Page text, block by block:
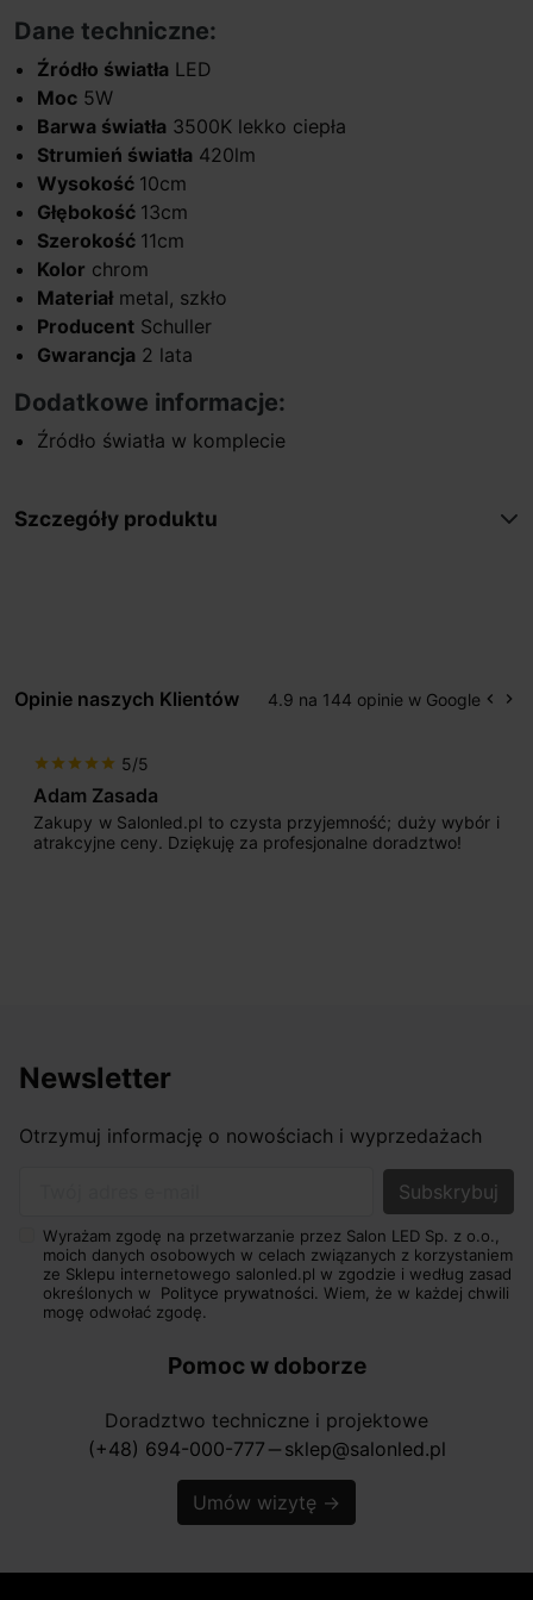
Dane techniczne:
Źródło światła LED
Moc 5W
Barwa światła 3500K lekko ciepła
Strumień światła 420lm
Wysokość 10cm
Głębokość 13cm
Szerokość 11cm
Kolor chrom
Materiał metal, szkło
Producent Schuller
Gwarancja 2 lata
Dodatkowe informacje:
Źródło światła w komplecie
Szczegóły produktu
Opinie naszych Klientów 4.9 na 144 opinie w Google keyboard_arrow_left keyboard_arrow_right
star star star star star 5/5
Adam Zasada
Zakupy w Salonled.pl to czysta przyjemność; duży wybór i
atrakcyjne ceny. Dziękuję za profesjonalne doradztwo!
Newsletter
Otrzymuj informację o nowościach i wyprzedażach
Wyrażam zgodę na przetwarzanie przez Salon LED Sp. z o.o.,
moich danych osobowych w celach związanych z korzystaniem
ze Sklepu internetowego salonled.pl w zgodzie i według zasad
określonych w Polityce prywatności. Wiem, że w każdej chwili
mogę odwołać zgodę.
Pomoc w doborze
Doradztwo techniczne i projektowe
(+48) 694-000-777 horizontal_rule sklep@salonled.pl
Umów wizytę →